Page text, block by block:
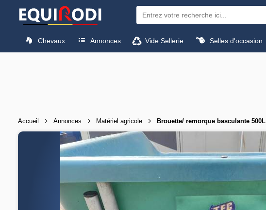
Chevaux Annonces Vide Sellerie Selles d'occasion
Accueil Annonces Matériel agricole Brouette/ remorque basculante 500L